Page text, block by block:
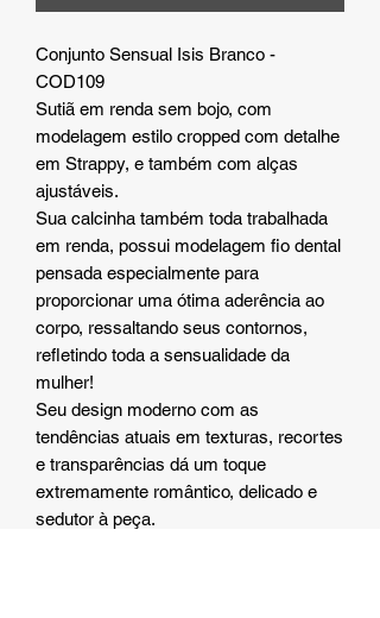
Conjunto Sensual Isis Branco -
COD109
Sutiã em renda sem bojo, com
modelagem estilo cropped com detalhe
em Strappy, e também com alças
ajustáveis.
Sua calcinha também toda trabalhada
em renda, possui modelagem fio dental
pensada especialmente para
proporcionar uma ótima aderência ao
corpo, ressaltando seus contornos,
refletindo toda a sensualidade da
mulher!
Seu design moderno com as
tendências atuais em texturas, recortes
e transparências dá um toque
extremamente romântico, delicado e
sedutor à peça.